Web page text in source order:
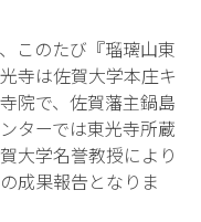
このたび『瑠璃山東
寺は佐賀大学本庄キ
院で、佐賀藩主鍋島
ターでは東光寺所蔵
大学名誉教授により
成果報告となりま